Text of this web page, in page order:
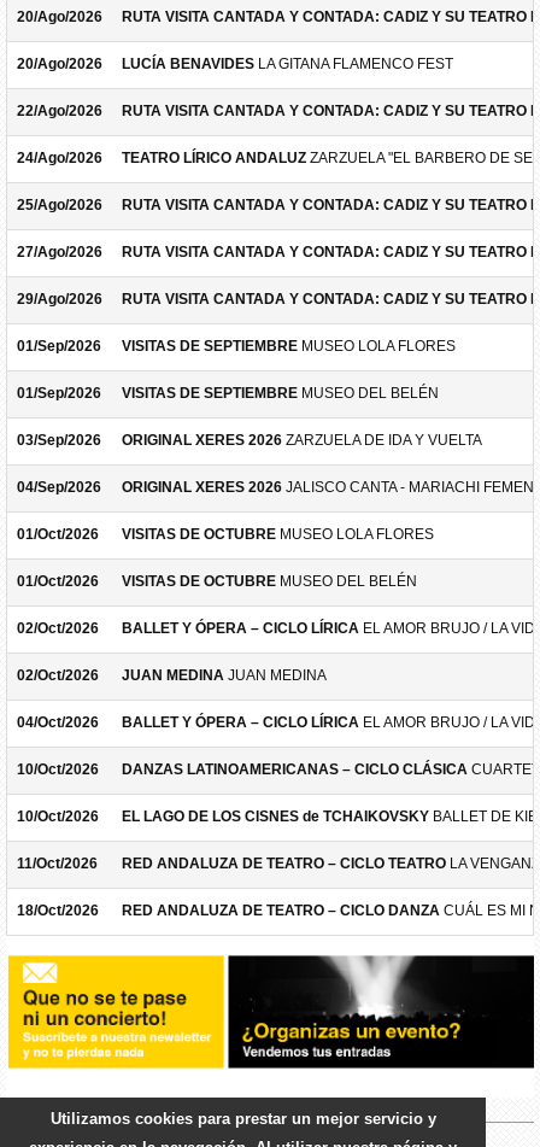
20/Ago/2026 RUTA VISITA CANTADA Y CONTADA: CADIZ Y SU TEATRO
20/Ago/2026 LUCÍA BENAVIDES LA GITANA FLAMENCO FEST
22/Ago/2026 RUTA VISITA CANTADA Y CONTADA: CADIZ Y SU TEATRO
24/Ago/2026 TEATRO LÍRICO ANDALUZ ZARZUELA "EL BARBERO DE
25/Ago/2026 RUTA VISITA CANTADA Y CONTADA: CADIZ Y SU TEATRO
27/Ago/2026 RUTA VISITA CANTADA Y CONTADA: CADIZ Y SU TEATRO
29/Ago/2026 RUTA VISITA CANTADA Y CONTADA: CADIZ Y SU TEATRO
01/Sep/2026 VISITAS DE SEPTIEMBRE MUSEO LOLA FLORES
01/Sep/2026 VISITAS DE SEPTIEMBRE MUSEO DEL BELÉN
03/Sep/2026 ORIGINAL XERES 2026 ZARZUELA DE IDA Y VUELTA
04/Sep/2026 ORIGINAL XERES 2026 JALISCO CANTA - MARIACHI
01/Oct/2026 VISITAS DE OCTUBRE MUSEO LOLA FLORES
01/Oct/2026 VISITAS DE OCTUBRE MUSEO DEL BELÉN
02/Oct/2026 BALLET Y ÓPERA – CICLO LÍRICA EL AMOR BRUJO / LA
02/Oct/2026 JUAN MEDINA JUAN MEDINA
04/Oct/2026 BALLET Y ÓPERA – CICLO LÍRICA EL AMOR BRUJO / LA
10/Oct/2026 DANZAS LATINOAMERICANAS – CICLO CLÁSICA
10/Oct/2026 EL LAGO DE LOS CISNES de TCHAIKOVSKY BALLET DE
11/Oct/2026 RED ANDALUZA DE TEATRO – CICLO TEATRO LA
18/Oct/2026 RED ANDALUZA DE TEATRO – CICLO DANZA CUÁL ES MI
Utilizamos cookies para prestar un mejor servicio y